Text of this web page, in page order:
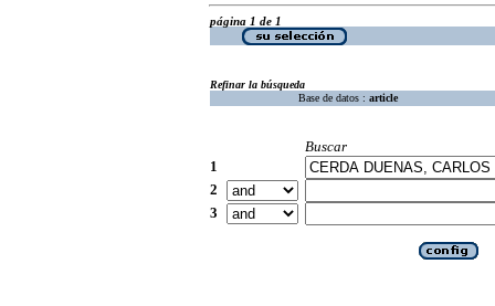
página 1 de 1
Refinar la búsqueda
Base de datos : article
Buscar
1
2
3